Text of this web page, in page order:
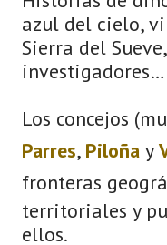
azul del cielo,
Sierra del
investigadores…
Los concejos
Parres, Piloña y
fronteras
territoriales y
ellos.